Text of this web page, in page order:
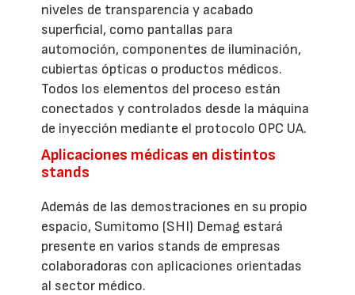
niveles de transparencia y acabado
superficial, como pantallas para
automoción, componentes de iluminación,
cubiertas ópticas o productos médicos.
Todos los elementos del proceso están
conectados y controlados desde la máquina
de inyección mediante el protocolo OPC UA.
Aplicaciones médicas en distintos
stands
Además de las demostraciones en su propio
espacio, Sumitomo (SHI) Demag estará
presente en varios stands de empresas
colaboradoras con aplicaciones orientadas
al sector médico.